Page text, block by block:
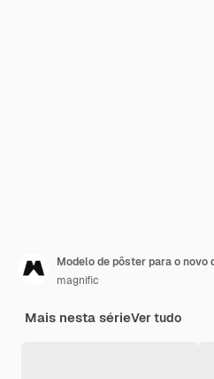
Modelo de pôster para o
magnific
Mais nesta sérieVer tudo